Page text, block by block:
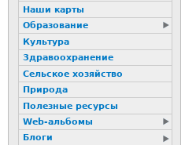
Наши карты
Образование
Культура
Здравоохранение
Сельское хозяйство
Природа
Полезные ресурсы
Web-альбомы
Блоги